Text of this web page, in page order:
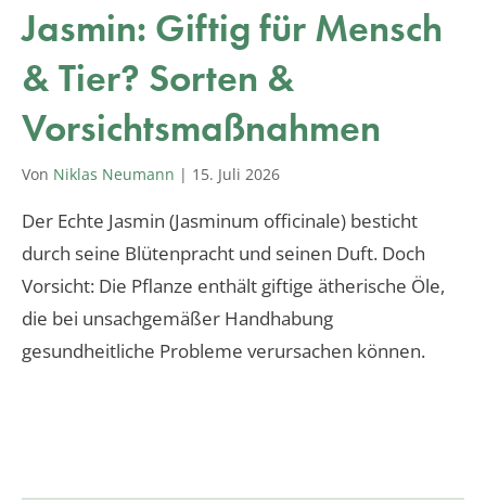
Jasmin: Giftig für Mensch
& Tier? Sorten &
Vorsichtsmaßnahmen
Von Niklas Neumann | 15. Juli 2026
Der Echte Jasmin (Jasminum officinale) besticht
durch seine Blütenpracht und seinen Duft. Doch
Vorsicht: Die Pflanze enthält giftige ätherische Öle,
die bei unsachgemäßer Handhabung
gesundheitliche Probleme verursachen können.